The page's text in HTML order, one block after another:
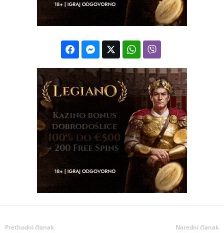
Prethodni članak Naredni članak